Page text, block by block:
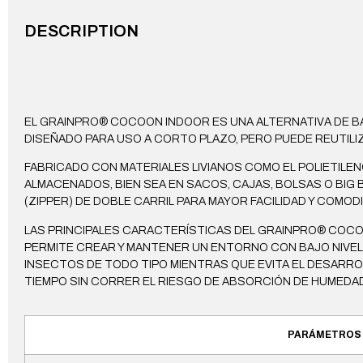
DESCRIPTION
EL GRAINPRO® COCOON INDOOR ES UNA ALTERNATIVA DE
DISEÑADO PARA USO A CORTO PLAZO, PERO PUEDE
FABRICADO CON MATERIALES LIVIANOS COMO EL
ALMACENADOS, BIEN SEA EN SACOS, CAJAS, BOLSAS O
(ZIPPER) DE DOBLE CARRIL PARA MAYOR FACILIDAD Y
LAS PRINCIPALES CARACTERÍSTICAS DEL GRAINPRO®
PERMITE CREAR Y MANTENER UN ENTORNO CON BAJO
INSECTOS DE TODO TIPO MIENTRAS QUE EVITA EL
TIEMPO SIN CORRER EL RIESGO DE ABSORCIÓN DE
PARÁMETROS